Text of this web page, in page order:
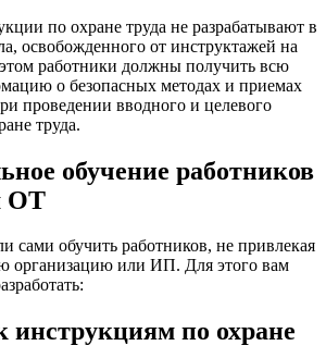
по охране труда не разрабатывают в
освобожденного от инструктажей на
работники должны получить всю
о безопасных методах и приемах
проведении вводного и целевого
труда.
обучение работников
ОТ
сами обучить работников, не привлекая
организацию или ИП. Для этого вам
инструкциям по охране